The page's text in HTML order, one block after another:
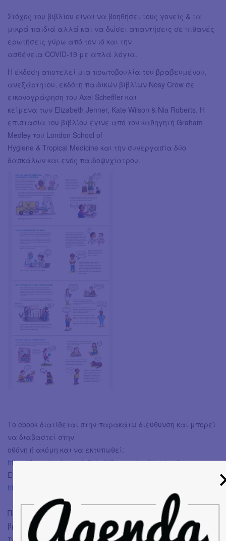
Στόχος του βιβλίου είναι να βοηθήσει τους γονείς & τα
μικρά παιδιά αλλά και να δώσει απαντήσεις σε πιθανές
ερωτήσεις γύρω από τον ιό και την
ασθένεια COVID-19 με απλά λόγια.
Η έκδοση αποτελεί μια πρωτοβουλία του βραβευμένου,
ανεξάρτητου, εκδότη παιδικών βιβλίων Nosy Crow σε
εικονογράφηση του Axel Scheffler και
κείμενα των Elizabeth Jenner, Kate Wilson & Nia Roberts. Η
επιστασία του βιβλίου έγινε από τον καθηγητή Graham
Medley του London School of
Hygiene & Tropical Medicine και την συνεργασία δύο
δασκάλων και ενός παιδοψυχίατρου.
Το ebook διατίθεται στην παρακάτω διεύθυνση και μπορεί
να διαβαστεί στην
οθόνη ή ακόμη και να εκτυπωθεί:
https://ikarosbooks.gr/static/pdf/CoronavirusEbook.pdf
Είναι επίσης διαθέσιμο και στην πλατφόρμα Issuu:
https://issuu.com/ikarosbooks/docs/9789605723439
Πληροφορίες σχετικά με την κυκλοφορία μπορείτε να
βρείτε και στο site
των εκδόσεων Ίκαρος: